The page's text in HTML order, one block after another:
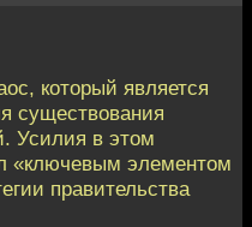
который является
существования
Усилия в этом
«ключевым элементом
правительства